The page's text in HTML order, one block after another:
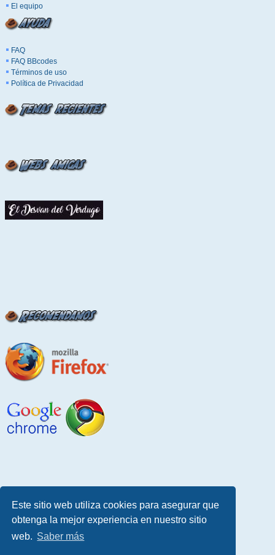
Este sitio web utiliza cookies para asegurar que
obtenga la mejor experiencia en nuestro sitio
web. Saber más
El equipo
FAQ
FAQ BBcodes
Términos de uso
Política de Privacidad